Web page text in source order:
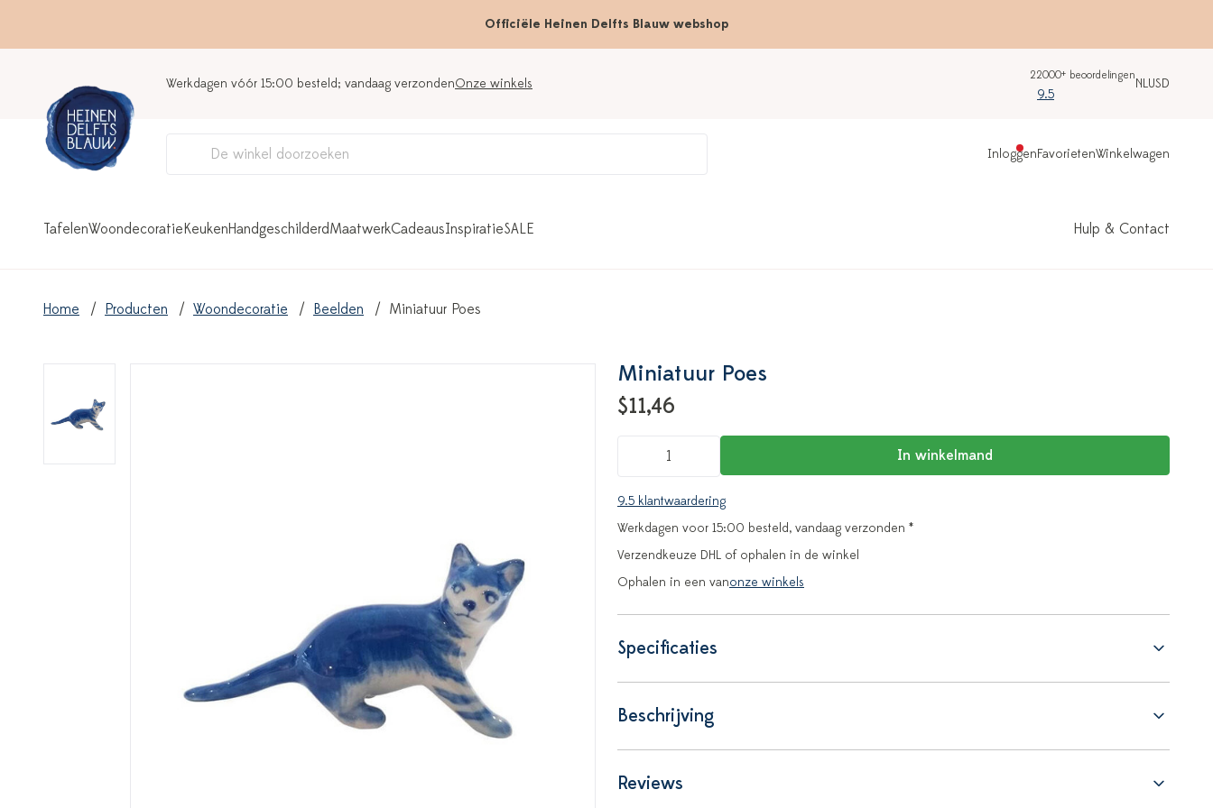
Officiële Heinen Delfts Blauw webshop
Werkdagen vóór 15:00 besteld; vandaag verzondenOnze winkels
22000+ beoordelingen
9.5
NLUSD
InloggenFavorietenWinkelwagen
TafelenWoondecoratieKeukenHandgeschilderdMaatwerkCadeausInspiratieSALE Hulp & Contact
Home Producten Woondecoratie Beelden Miniatuur Poes
Miniatuur Poes
$11,46
In winkelmand
9.5 klantwaardering
Werkdagen voor 15:00 besteld, vandaag verzonden *
Verzendkeuze DHL of ophalen in de winkel
Ophalen in een vanonze winkels
Specificaties
Beschrijving
Reviews